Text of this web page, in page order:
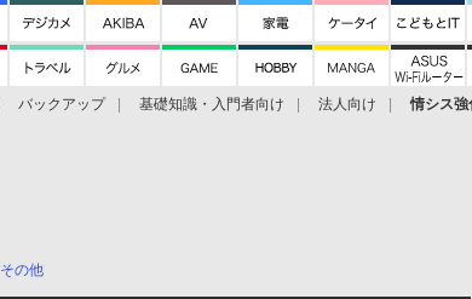
バックアップ 基礎知識・入門者向け 法人向け 情シス強
その他